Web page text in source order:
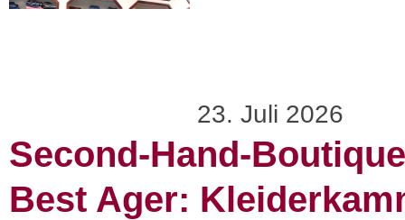
23. Juli 2026
Second-Hand-
Best Ager: